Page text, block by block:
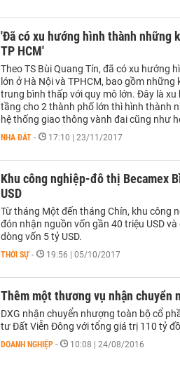
'Đã có xu hướng hình thành những
TP HCM'
Theo TS Bùi Quang Tín, đã có xu hướng
lớn ở Hà Nội và TPHCM, bao gồm
trung bình thấp với quy mô lớn. Đây là
tầng cho 2 thành phố lớn thì hình thành
hệ thống giao thông vành đai cũng như
NHÀ ĐẤT - 17:10 | 23/11/2017
Khu công nghiệp-đô thị Becamex
USD
Từ tháng Một đến tháng Chín, khu công
đón nhận nguồn vốn gần 40 triệu USD
dòng vốn 5 tỷ USD.
THỜI SỰ - 19:56 | 05/10/2017
Thêm một thương vụ nhận chuyển
DXG nhận chuyển nhượng toàn bộ cổ
tư Đất Viễn Đông với tổng giá trị 110 tỷ
DOANH NGHIỆP - 10:08 | 24/08/2016